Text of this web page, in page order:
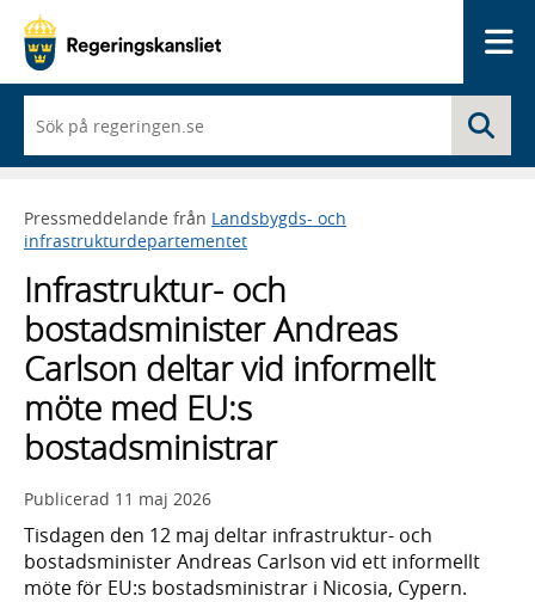
du
börjar
skriva
framträder
en
med
sökförslag
Pressmeddelande från Landsbygds- och
infrastrukturdepartementet
Infrastruktur- och
bostadsminister Andreas
Carlson deltar vid informellt
möte med EU:s
bostadsministrar
Publicerad 11 maj 2026
Tisdagen den 12 maj deltar infrastruktur- och
bostadsminister Andreas Carlson vid ett informellt
möte för EU:s bostadsministrar i Nicosia, Cypern.